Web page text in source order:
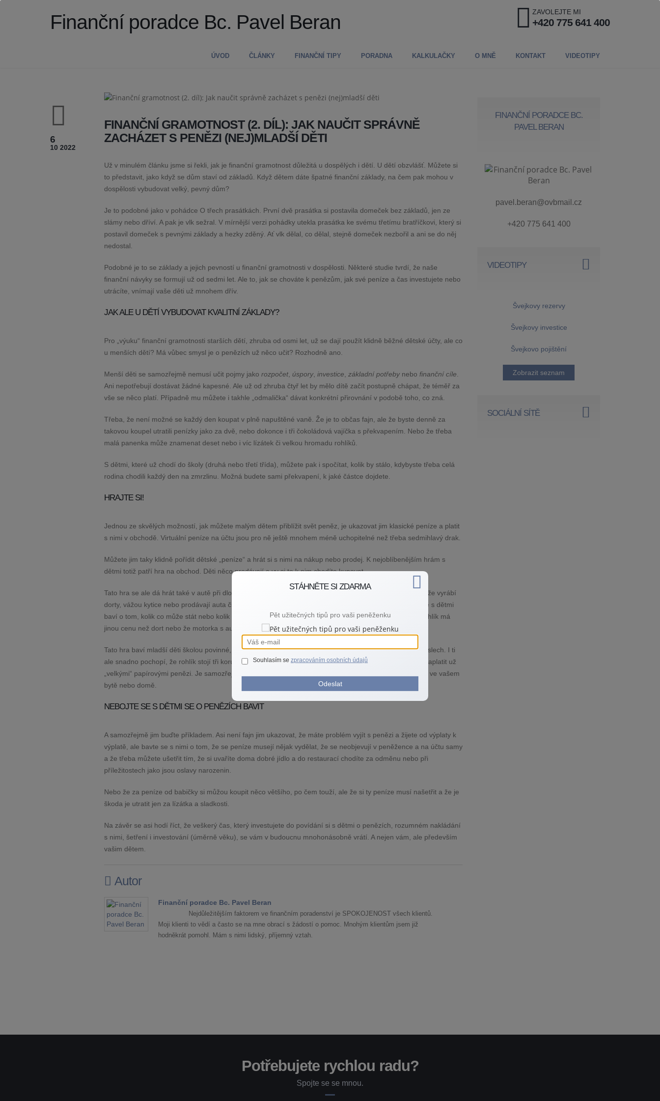
Finanční poradce Bc. Pavel Beran ZAVOLEJTE MI
+420 775 641 400
ÚVOD ČLÁNKY FINANČNÍ TIPY PORADNA KALKULAČKY O MNĚ KONTAKT VIDEOTIPY
6
10 2022
FINANČNÍ GRAMOTNOST (2. DÍL): JAK NAUČIT SPRÁVNĚ
ZACHÁZET S PENĚZI (NEJ)MLADŠÍ DĚTI
Už v minulém článku jsme si řekli, jak je finanční gramotnost důležitá u dospělých i dětí. U dětí obzvlášť. Můžete si
to představit, jako když se dům staví od základů. Když dětem dáte špatné finanční základy, na čem pak mohou v
dospělosti vybudovat velký, pevný dům?
Je to podobné jako v pohádce O třech prasátkách. První dvě prasátka si postavila domeček bez základů, jen ze
slámy nebo dříví. A pak je vlk sežral. V mírnější verzi pohádky utekla prasátka ke svému třetímu bratříčkovi, který si
postavil domeček s pevnými základy a hezky zděný. Ať vlk dělal, co dělal, stejně domeček nezbořil a ani se do něj
nedostal.
Podobné je to se základy a jejich pevností u finanční gramotnosti v dospělosti. Některé studie tvrdí, že naše
finanční návyky se formují už od sedmi let. Ale to, jak se chováte k penězům, jak své peníze a čas investujete nebo
utrácíte, vnímají vaše děti už mnohem dřív.
JAK ALE U DĚTÍ VYBUDOVAT KVALITNÍ ZÁKLADY?
Pro „výuku“ finanční gramotnosti starších dětí, zhruba od osmi let, už se dají použít klidně běžné dětské účty, ale co
u menších dětí? Má vůbec smysl je o penězích už něco učit? Rozhodně ano.
Menší děti se samozřejmě nemusí učit pojmy jako rozpočet úspory, investice základní potřebynebo finanční cíle
Ani nepotřebují dostávat žádné kapesné. Ale už od zhruba čtyř let by mělo dítě začít postupně chápat, že téměř za
vše se něco platí. Případně mu můžete i takhle „odmalička“ dávat konkrétní přirovnání v podobě toho, co zná.
Třeba, že není možné se každý den koupat v plně napuštěné vaně. Že je to občas fajn, ale že byste denně za
takovou koupel utratili penízky jako za dvě, nebo dokonce i tři čokoládová vajíčka s překvapením. Nebo že třeba
malá panenka může znamenat deset nebo i víc lízátek či velkou hromadu rohlíků.
S dětmi, které už chodí do školy (druhá nebo třetí třída), můžete pak i spočítat, kolik by stálo, kdybyste třeba celá
rodina chodili každý den na zmrzlinu. Možná budete sami překvapení, k jaké částce dojdete.
HRAJTE SI!
Jednou ze skvělých možností, jak můžete malým dětem přiblížit svět peněz, je ukazovat jim klasické peníze a platit
s nimi v obchodě. Virtuální peníze na účtu jsou pro ně ještě mnohem méně uchopitelné než třeba sedmihlavý drak.
Můžete jim taky klidně pořídit dětské „peníze“ a hrát si s nimi na nákup nebo prodej. K nejoblíbenějším hrám s
dětmi totiž patří hra na obchod. Děti něco prodávají a vy si to k nim chodíte kupovat.
Tato hra se ale dá hrát také v autě při dlouhém (i kratším) cestování. Klidně bez peněz. Děti si hrají, jakože vyrábí
dorty, vážou kytice nebo prodávají auta či domy. (Pra)rodiče si od nich pak „jako“ něco kupují a přitom se s dětmi
baví o tom, kolik co může stát nebo kolik co ve skutečnosti opravdu stojí. Děti tak přirozeně zjišťují, že rohlík má
jinou cenu než dort nebo že motorka s autem nebo bydlení patří mezi velké náklady.
Tato hra baví mladší děti školou povinné, ale také předškoláky, kteří zatím nemají představu o velkých číslech. I ti
ale snadno pochopí, že rohlík stojí tři koruny a koláč třeba dvě desetikoruny nebo že za dort je potřeba zaplatit už
„velkými“ papírovými penězi. Je samozřejmě důležité dětem vysvětlit, že se platí i za světlo, teplo a vodu ve vašem
bytě nebo domě.
NEBOJTE SE S DĚTMI SE O PENĚZÍCH BAVIT
A samozřejmě jim buďte příkladem. Asi není fajn jim ukazovat, že máte problém vyjít s penězi a žijete od výplaty k
výplatě, ale bavte se s nimi o tom, že se peníze musejí nějak vydělat, že se neobjevují v peněžence a na účtu samy
a že třeba můžete ušetřit tím, že si uvaříte doma dobré jídlo a do restaurací chodíte za odměnu nebo při
příležitostech jako jsou oslavy narozenin.
Nebo že za peníze od babičky si můžou koupit něco většího, po čem touží, ale že si ty peníze musí našetřit a že je
škoda je utratit jen za lízátka a sladkosti.
Na závěr se asi hodí říct, že veškerý čas, který investujete do povídání si s dětmi o penězích, rozumném nakládání
s nimi, šetření i investování (úměrně věku), se vám v budoucnu mnohonásobně vrátí. A nejen vám, ale především
vašim dětem.
Autor
Finanční poradce Bc. Pavel Beran
Nejdůležitějším faktorem ve finančním poradenství je SPOKOJENOST všech klientů.
Moji klienti to vědí a často se na mne obrací s žádostí o pomoc. Mnohým klientům jsem již
hodněkrát pomohl. Mám s nimi lidský, příjemný vztah.
FINANČNÍ PORADCE BC.
PAVEL BERAN
pavel.beran@ovbmail.cz
+420 775 641 400
VIDEOTIPY
Švejkovy rezervy
Švejkovy investice
Švejkovo pojištění
Zobrazit seznam
SOCIÁLNÍ SÍTĚ
Potřebujete rychlou radu?
Spojte se se mnou.
STÁHNĚTE SI ZDARMA
Pět užitečných tipů pro vaši peněženku
Souhlasím se zpracováním osobních údajů
Odeslat